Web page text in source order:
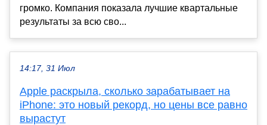
громко. Компания показала лучшие квартальные
результаты за всю сво...
14:17, 31 Июл
Apple раскрыла, сколько зарабатывает на
iPhone: это новый рекорд, но цены все равно
вырастут